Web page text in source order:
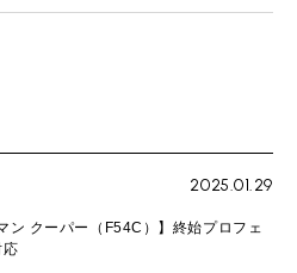
2025.01.29
ン クーパー（F54C）】終始プロフェ
応